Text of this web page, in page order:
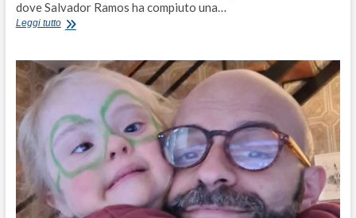
dove Salvador Ramos ha compiuto una…
Leggi tuttoTexas,
coraggiosa
che
i
figli
dal
killer